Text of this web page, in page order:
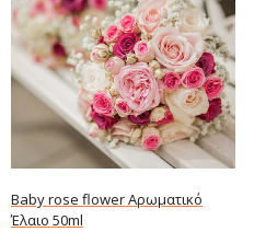
Baby rose flower Αρωματικό
Έλαιο 50ml